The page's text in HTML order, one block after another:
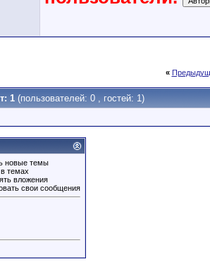
«
1 (пользователей: 0 , гостей: 1)
новые темы
темах
вложения
свои сообщения